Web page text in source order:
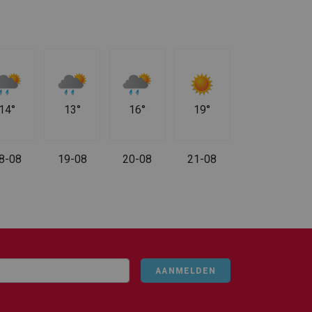
14°
08
13°
19-08
16°
20-08
19°
21-08
AANMELDEN